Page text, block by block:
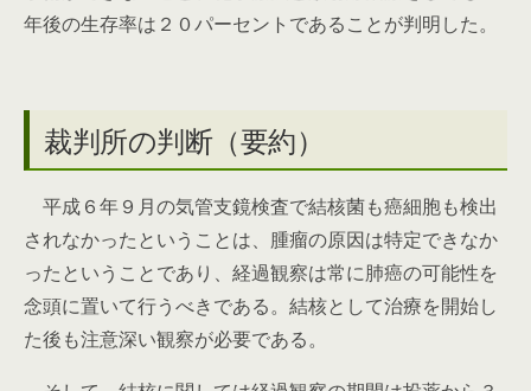
年後の生存率は２０パーセントであることが判明した。
裁判所の判断（要約）
平成６年９月の気管支鏡検査で結核菌も癌細胞も検出
されなかったということは、腫瘤の原因は特定できなか
ったということであり、経過観察は常に肺癌の可能性を
念頭に置いて行うべきである。結核として治療を開始し
た後も注意深い観察が必要である。